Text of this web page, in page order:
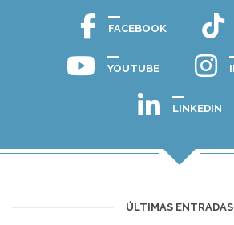
FACEBOOK
YOUTUBE
LINKEDIN
ÚLTIMAS ENTRADAS